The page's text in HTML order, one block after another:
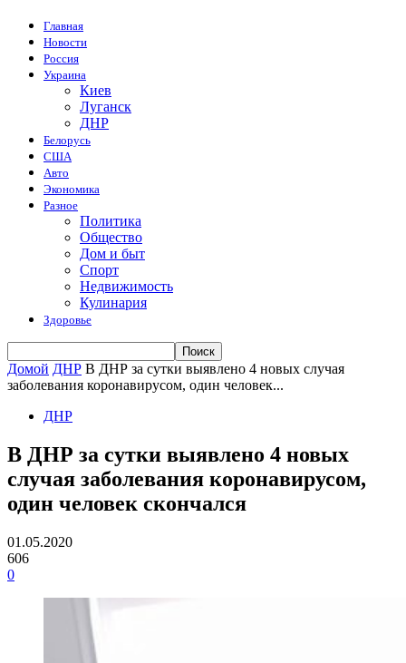
Главная
Новости
Россия
Украина
Киев
Луганск
ДНР
Белорусь
США
Авто
Экономика
Разное
Политика
Общество
Дом и быт
Спорт
Недвижимость
Кулинария
Здоровье
Домой ДНР В ДНР за сутки выявлено 4 новых случая
заболевания коронавирусом, один человек...
ДНР
В ДНР за сутки выявлено 4 новых
случая заболевания коронавирусом,
один человек скончался
01.05.2020
606
0